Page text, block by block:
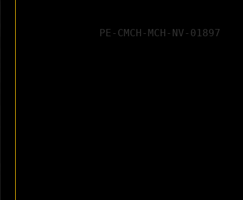
PE-CMCH-MCH-NV-01897